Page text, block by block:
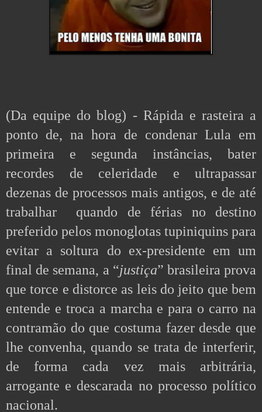
(Da equipe do blog) - Rápida e rasteira a
ponto de, na hora de condenar Lula em
primeira e segunda instâncias, bater
recordes de celeridade e ultrapassar
dezenas de processos mais antigos, e de até
trabalhar  quando de férias no destino
preferido pelos monoglotas tupiniquins para
evitar a soltura do ex-presidente em um
final de semana, a “justiça” brasileira prova
que torce e distorce as leis do jeito que bem
entende e troca a marcha e para o carro na
contramão do que costuma fazer desde que
lhe convenha, quando se trata de interferir,
de forma cada vez mais arbitrária,
arrogante e descarada no processo político
nacional.